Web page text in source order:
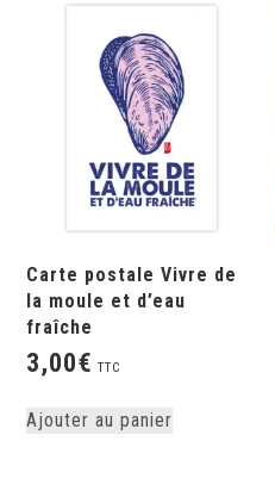
Carte postale Vivre de
la moule et d’eau
fraîche
3,00€ TTC
Ajouter au panier